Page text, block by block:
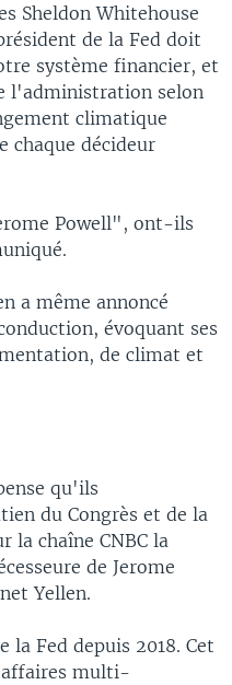
Sheldon Whitehouse
de la Fed doit
système financier, et
l'administration selon
climatique
chaque décideur
Powell", ont-ils
a même annoncé
évoquant ses
de climat et
qu'ils
du Congrès et de la
la chaîne CNBC la
de Jerome
Yellen.
la Fed depuis 2018. Cet
multi-